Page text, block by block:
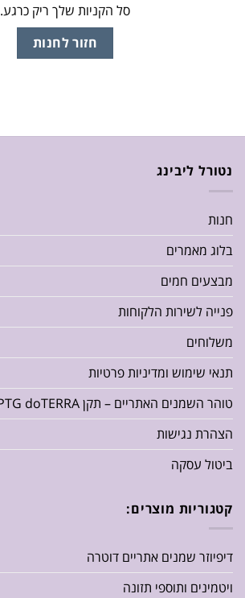
סל הקניות שלך ריק כרגע.
חזור לחנות
נטורל ליבינג
חנות
בלוג מאמרים
מבצעים חמים
פנייה לשירות הלקוחות
משלוחים
תנאי שימוש ומדיניות פרטיות
טוהר השמנים האתריים – תקן CPTG doTERRA
הצהרת נגישות
ביטול עסקה
קטגוריות מוצרים:
דיפיוזר שמנים אתריים דוטרה
ויטמינים ותוספי תזונה